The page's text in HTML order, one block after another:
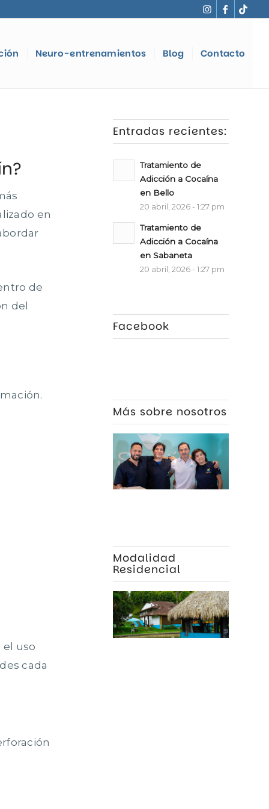
Neuro-entrenamientos Blog Contacto
en
de
del
el uso
cada
Entradas recientes:
Tratamiento de
Adicción a Cocaína
en Bello
20 abril, 2026 - 1:27 pm
Tratamiento de
Adicción a Cocaína
en Sabaneta
20 abril, 2026 - 1:27 pm
Facebook
Más sobre nosotros
Modalidad
Residencial